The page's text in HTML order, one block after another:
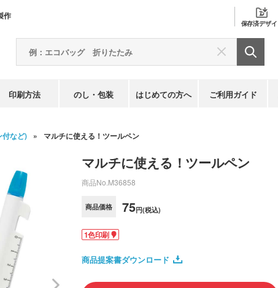
作
保存済デザ
印刷方法 のし・包装 はじめての方へ ご利用ガイド
付など) マルチに使える！ツールペン
マルチに使える！ツールペン
商品No. M36858
商品価格 75円(税込)
1色印刷
商品提案書ダウンロード